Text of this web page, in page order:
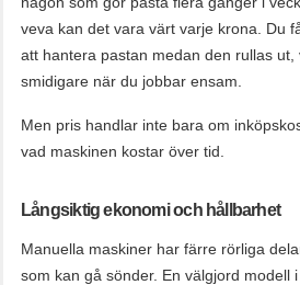
veva kan det vara värt varje krona. Du
att hantera pastan medan den rullas ut,
smidigare när du jobbar ensam.
Men pris handlar inte bara om
vad maskinen kostar över tid.
Långsiktig ekonomi och hållbarhet
Manuella maskiner har färre rörliga
som kan gå sönder. En välgjord modell